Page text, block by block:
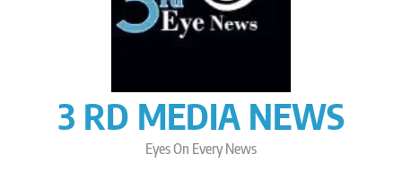
3 RD MEDIA NEWS
Eyes On Every News